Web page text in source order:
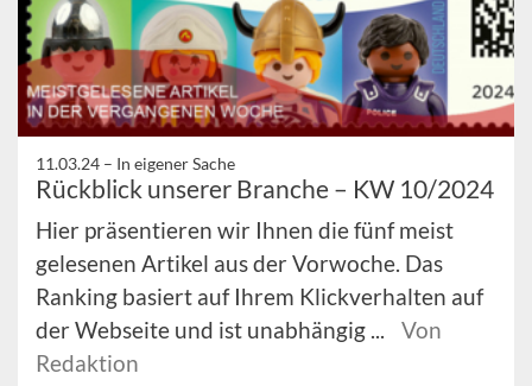
11.03.24 – In eigener Sache
Rückblick unserer Branche – KW 10/2024
Hier präsentieren wir Ihnen die fünf meist
gelesenen Artikel aus der Vorwoche. Das
Ranking basiert auf Ihrem Klickverhalten auf
der Webseite und ist unabhängig ...
Von
Redaktion